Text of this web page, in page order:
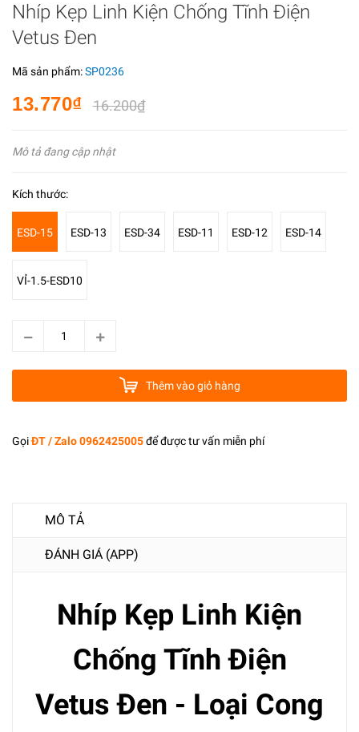
Nhíp Kẹp Linh Kiện Chống Tĩnh Điện
Vetus Đen
Mã sản phẩm:SP0236
13.770₫ 16.200₫
Mô tả đang cập nhật
Kích thước:
ESD-15 ESD-13 ESD-34 ESD-11 ESD-12 ESD-14
VỈ-1.5-ESD10
Thêm vào giỏ hàng
GọiĐT / Zalo 0962425005để được tư vấn miễn phí
MÔ TẢ
ĐÁNH GIÁ (APP)
Nhíp Kẹp Linh Kiện
Chống Tĩnh Điện
Vetus Đen - Loại Cong